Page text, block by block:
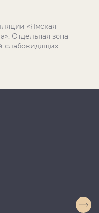
«Ямская
Отдельная зона
слабовидящих